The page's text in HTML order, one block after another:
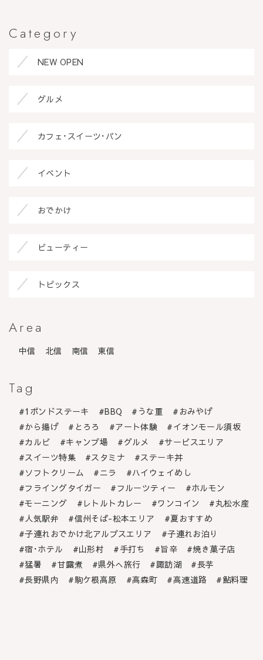
Category
NEW OPEN
グルメ
カフェ･スイーツ･パン
イベント
おでかけ
ビューティー
トピックス
Area
中信 北信 南信 東信
Tag
1ポンドステーキ BBQ うな重
おみやげ
から揚げ
とろろ アート体験
イオンモール須坂
カルビ
キャンプ場 グルメ
サービスエリア
スイーツ特集
スタミナ
ステーキ丼
ソフトクリーム
ニラ
ハイウェイめし
フライングタイガー
フルーツティー
ホルモン
モーニング
レトルトカレー ワンコイン
丸松水産
人気駅弁
信州そば-松本エリア
夏おすすめ
子連れおでかけ北アルプスエリア
子連れお泊り
宿･ホテル
山形村 手打ち 旨辛
焼き菓子店
猛暑
甘露煮 県外へ旅行 諏訪湖
長芋
長野県内
駒ケ根高原 高森町 高速道路 鮎料理